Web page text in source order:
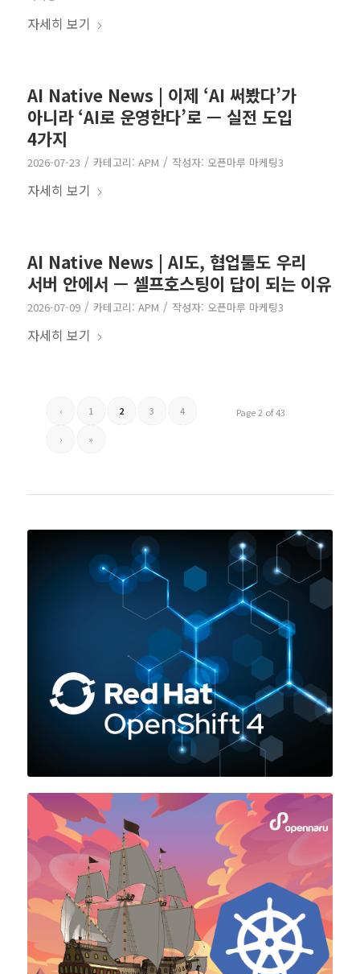
자세히 보기
AI Native News | 이제 ‘AI 써봤다’가
아니라 ‘AI로 운영한다’로 — 실전 도입
4가지
2026-07-23 / 카테고리: APM / 작성자: 오픈마루 마케팅3
자세히 보기
AI Native News | AI도, 협업툴도 우리
서버 안에서 — 셀프호스팅이 답이 되는 이유
2026-07-09 / 카테고리: APM / 작성자: 오픈마루 마케팅3
자세히 보기
Page 2 of 43
‹ 1 2 3 4
› »